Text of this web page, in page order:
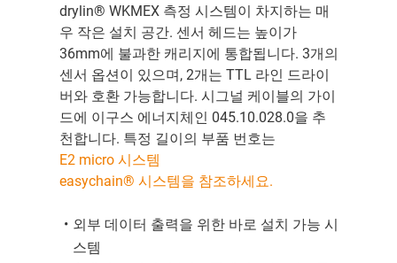
drylin® WKMEX 측정 시스템이 차지하는 매
우 작은 설치 공간. 센서 헤드는 높이가
36mm에 불과한 캐리지에 통합됩니다. 3개의
센서 옵션이 있으며, 2개는 TTL 라인 드라이
버와 호환 가능합니다. 시그널 케이블의 가이
드에 이구스 에너지체인 045.10.028.0을 추
천합니다. 특정 길이의 부품 번호는
E2 micro 시스템
easychain® 시스템을 참조하세요.
외부 데이터 출력을 위한 바로 설치 가능 시
스템